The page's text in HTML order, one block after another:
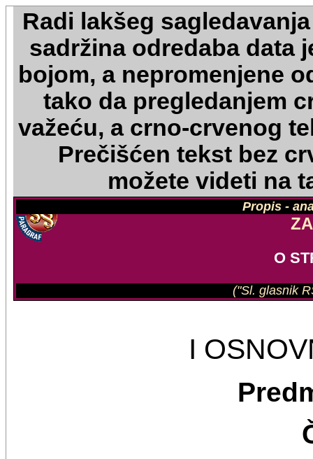
Radi lakšeg
sadržina odredaba data
bojom, a nepromenjene
tako da pregledanjem
važeću, a crno-crvenog
Prečišćen tekst bez
možete videti na
Propis -
O
("Sl. glasnik
I